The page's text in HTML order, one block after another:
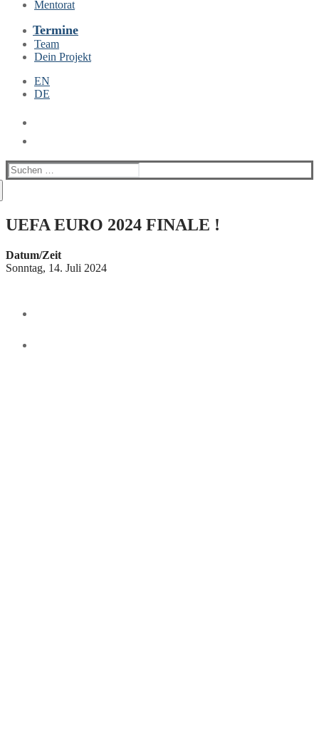
Mentorat
Termine
Team
Dein Projekt
EN
DE
Suchen
nach:
UEFA EURO 2024 FINALE !
Datum/Zeit
Sonntag, 14. Juli 2024